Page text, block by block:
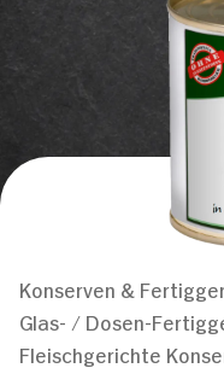
Konserven &
Glas- / Dosen-
Fleischgerichte